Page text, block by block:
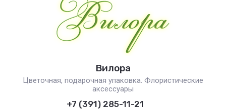
Вилора
Цветочная, подарочная упаковка. Флористические
аксессуары
+7 (391) 285-11-21